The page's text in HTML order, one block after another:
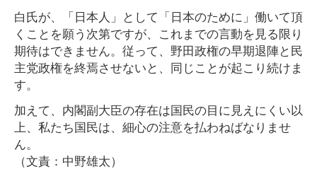
白氏が、「日本人」として「日本のために」働いて頂
くことを願う次第ですが、これまでの言動を見る限り
期待はできません。従って、野田政権の早期退陣と民
主党政権を終焉させないと、同じことが起こり続けま
す。
加えて、内閣副大臣の存在は国民の目に見えにくい以
上、私たち国民は、細心の注意を払わねばなりませ
ん。
（文責：中野雄太）